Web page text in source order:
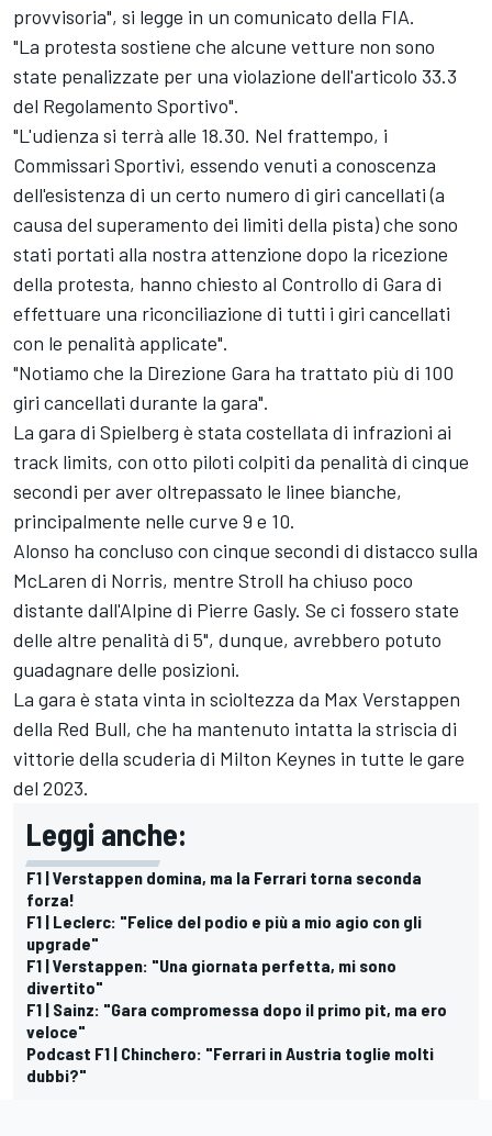
provvisoria", si legge in un comunicato della FIA.
"La protesta sostiene che alcune vetture non sono
state penalizzate per una violazione dell'articolo 33.3
del Regolamento Sportivo".
"L'udienza si terrà alle 18.30. Nel frattempo, i
Commissari Sportivi, essendo venuti a conoscenza
dell'esistenza di un certo numero di giri cancellati (a
causa del superamento dei limiti della pista) che sono
stati portati alla nostra attenzione dopo la ricezione
della protesta, hanno chiesto al Controllo di Gara di
effettuare una riconciliazione di tutti i giri cancellati
con le penalità applicate".
"Notiamo che la Direzione Gara ha trattato più di 100
giri cancellati durante la gara".
La gara di Spielberg è stata costellata di infrazioni ai
track limits, con otto piloti colpiti da penalità di cinque
secondi per aver oltrepassato le linee bianche,
principalmente nelle curve 9 e 10.
Alonso ha concluso con cinque secondi di distacco sulla
McLaren di Norris, mentre Stroll ha chiuso poco
distante dall'Alpine di Pierre Gasly. Se ci fossero state
delle altre penalità di 5", dunque, avrebbero potuto
guadagnare delle posizioni.
La gara è stata vinta in scioltezza da Max Verstappen
della Red Bull, che ha mantenuto intatta la striscia di
vittorie della scuderia di Milton Keynes in tutte le gare
del 2023.
Leggi anche:
F1 | Verstappen domina, ma la Ferrari torna seconda
forza!
F1 | Leclerc: "Felice del podio e più a mio agio con gli
upgrade"
F1 | Verstappen: "Una giornata perfetta, mi sono
divertito"
F1 | Sainz: "Gara compromessa dopo il primo pit, ma ero
veloce"
Podcast F1 | Chinchero: "Ferrari in Austria toglie molti
dubbi?"